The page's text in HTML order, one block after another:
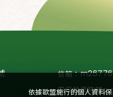
信箱：
平日營業時間：
依據歐盟施行的個人資料